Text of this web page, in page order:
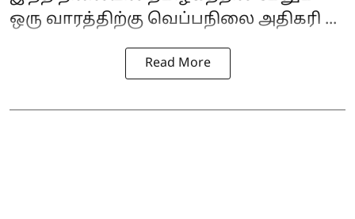
ஒரு வாரத்திற்கு வெப்பநிலை அதிகரி ...
Read More